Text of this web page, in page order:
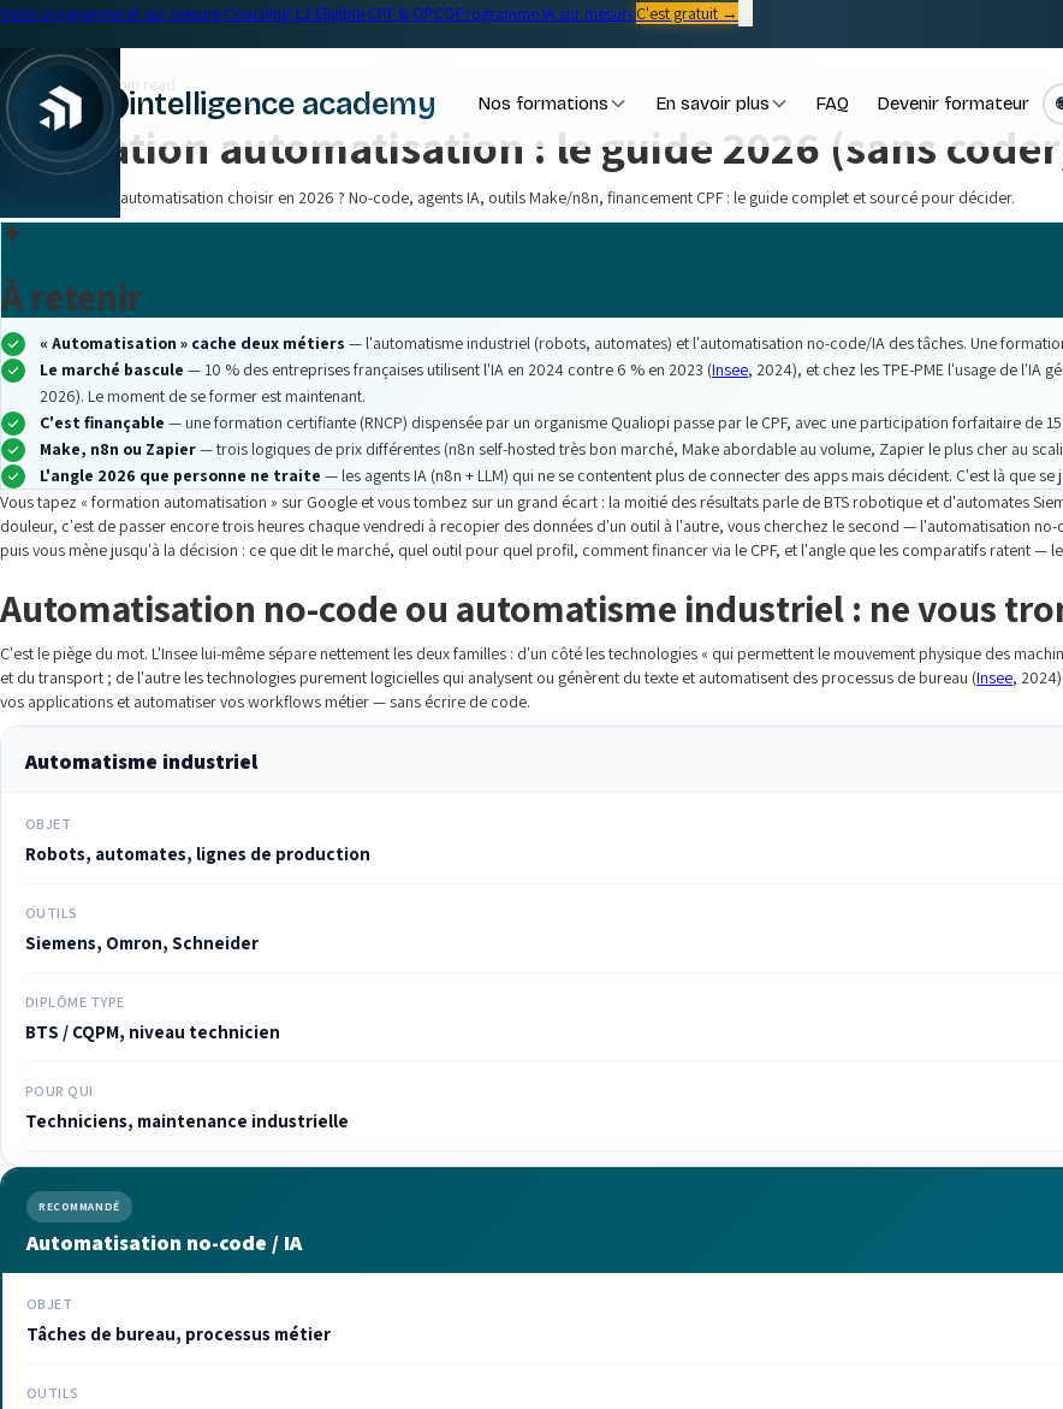
Votre programme IA sur mesure·Coaching 1:1·Éligible CPF & OPCOProgramme IA sur mesureC'est gratuit →
intelligence academy Nos formations En savoir plus FAQ Devenir formateur
← Blog
Formation IA
•18 min read
Formation automatisation : le guide 2026 (sans
Quelle formation automatisation choisir en 2026 ? No-code, agents IA, outils Make/n8n, financement CPF : le guide complet et sourcé pour décider.
À retenir
« Automatisation » cache deux métiers — l'automatisme industriel (robots, automates) et l'automatisation no-code/IA des tâches. Une
Le marché bascule — 10 % des entreprises françaises utilisent l'IA en 2024 contre 6 % en 2023 (Insee, 2024), et chez les TPE-PME l'usage de l'IA
2026). Le moment de se former est maintenant.
C'est finançable — une formation certifiante (RNCP) dispensée par un organisme Qualiopi passe par le CPF, avec une participation forfaitaire de
Make, n8n ou Zapier— trois logiques de prix différentes (n8n self-hosted très bon marché, Make abordable au volume, Zapier le plus cher au
L'angle 2026 que personne ne traite — les agents IA (n8n + LLM) qui ne se contentent plus de connecter des apps mais décident. C'est là que
Vous tapez « formation automatisation » sur Google et vous tombez sur un grand écart : la moitié des résultats parle de BTS robotique et d'automates
douleur, c'est de passer encore trois heures chaque vendredi à recopier des données d'un outil à l'autre, vous cherchez le second — l'automatisation
puis vous mène jusqu'à la décision : ce que dit le marché, quel outil pour quel profil, comment financer via le CPF, et l'angle que les comparatifs ratent —
Automatisation no-code ou automatisme industriel : ne vous
C'est le piège du mot. L'Insee lui-même sépare nettement les deux familles : d'un côté les technologies « qui permettent le mouvement physique des
et du transport ; de l'autre les technologies purement logicielles qui analysent ou génèrent du texte et automatisent des processus de bureau (Insee,
vos applications et automatiser vos workflows métier — sans écrire de code.
Automatisme industriel
OBJET
Robots, automates, lignes de production
OUTILS
Siemens, Omron, Schneider
DIPLÔME TYPE
BTS / CQPM, niveau technicien
POUR QUI
Techniciens, maintenance industrielle
RECOMMANDÉ
Automatisation no-code / IA
OBJET
Tâches de bureau, processus métier
OUTILS